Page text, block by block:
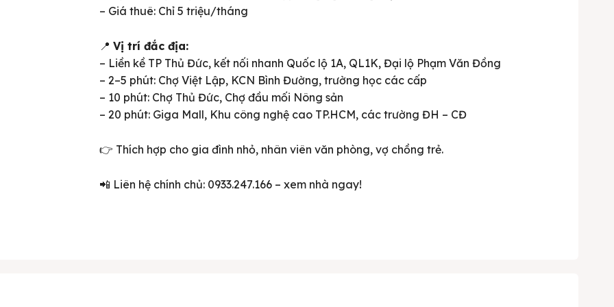
bản cập nhật V3
– Giá thuê: Chỉ 5 triệu/tháng
📍 Vị trí đắc địa:
– Liền kề TP Thủ Đức, kết nối nhanh Quốc lộ 1A, QL1K, Đại lộ Phạm Văn Đồng
– 2–5 phút: Chợ Việt Lập, KCN Bình Đường, trường học các cấp
– 10 phút: Chợ Thủ Đức, Chợ đầu mối Nông sản
– 20 phút: Giga Mall, Khu công nghệ cao TP.HCM, các trường ĐH – CĐ
👉 Thích hợp cho gia đình nhỏ, nhân viên văn phòng, vợ chồng trẻ.
📲 Liên hệ chính chủ: 0933.247.166 – xem nhà ngay!